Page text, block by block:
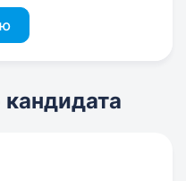
кандидата